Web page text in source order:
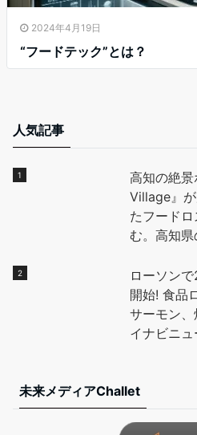
2024年4月19日
“フードテック”とは？
人気記事
高知の絶
Village』
たフード
む。高知
全国に魅
ローソン
開始! 食品
サーモン
イナビニュ
未来メディアChallet